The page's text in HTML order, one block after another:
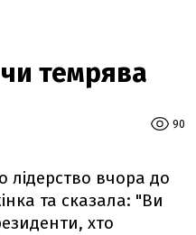
темрява
90
лідерство вчора до
та сказала: "Ви
хто